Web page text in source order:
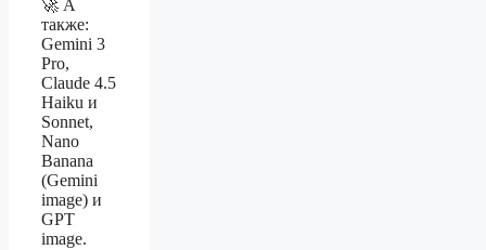
🚀 А
также:
Gemini 3
Pro,
Claude 4.5
Haiku и
Sonnet,
Nano
Banana
(Gemini
image) и
GPT
image.